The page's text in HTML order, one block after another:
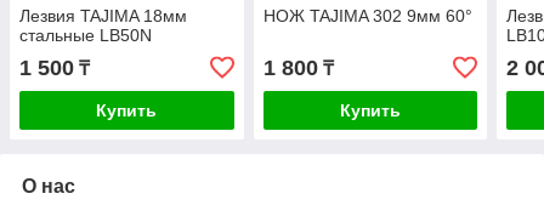
Лезвия TAJIMA 18мм
стальные LB50N
1 500 ₸
Купить
НОЖ TAJIMA 302 9мм 60°
1 800₸
Купить
2
О нас